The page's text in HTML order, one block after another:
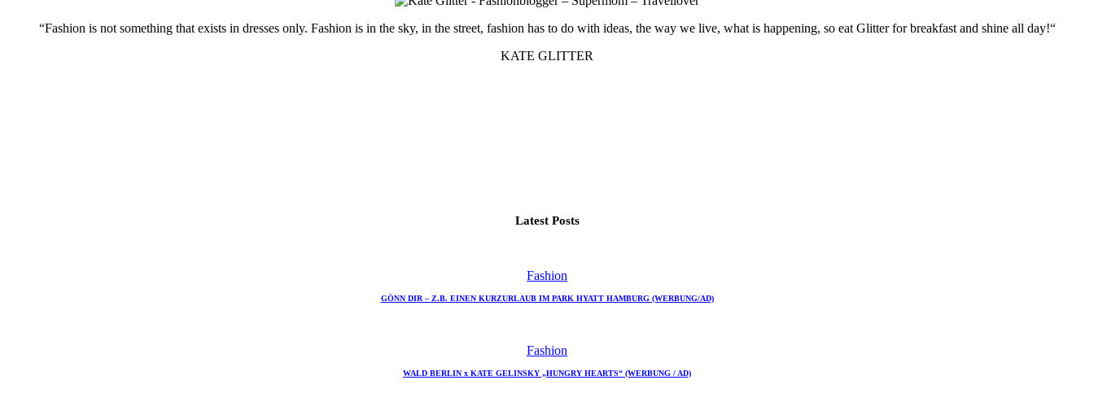
“Fashion is not something that exists in dresses only. Fashion is in the sky, in the street, fashion has to do with ideas, the way we live, what is happening, so eat Glitter for breakfast and shine all day!“
KATE GLITTER
Latest Posts
Fashion
GÖNN DIR – Z.B. EINEN KURZURLAUB IM PARK HYATT HAMBURG (WERBUNG/AD)
Fashion
WALD BERLIN x KATE GELINSKY „HUNGRY HEARTS“ (WERBUNG / AD)